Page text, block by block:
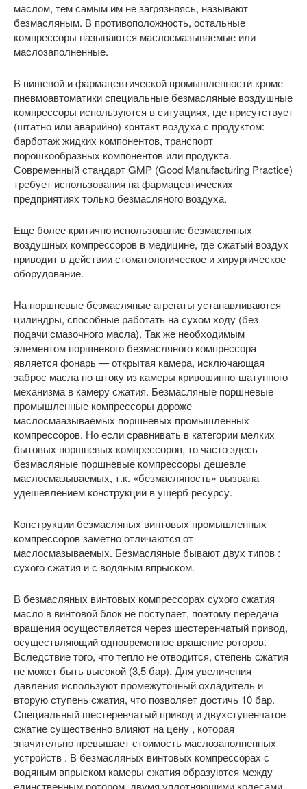
маслом, тем самым им не загрязняясь, называют
безмасляным. В противоположность, остальные
компрессоры называются маслосмазываемые или
маслозаполненные.
В пищевой и фармацевтической промышленности кроме
пневмоавтоматики специальные безмасляные воздушные
компрессоры используются в ситуациях, где присутствует
(штатно или аварийно) контакт воздуха с продуктом:
барботаж жидких компонентов, транспорт
порошкообразных компонентов или продукта.
Современный стандарт GMP (Good Manufacturing Practice)
требует использования на фармацевтических
предприятиях только безмасляного воздуха.
Еще более критично использование безмасляных
воздушных компрессоров в медицине, где сжатый воздух
приводит в действии стоматологическое и хирургическое
оборудование.
На поршневые безмасляные агрегаты устанавливаются
цилиндры, способные работать на сухом ходу (без
подачи смазочного масла). Так же необходимым
элементом поршневого безмасляного компрессора
является фонарь — открытая камера, исключающая
заброс масла по штоку из камеры кривошипно-шатунного
механизма в камеру сжатия. Безмасляные поршневые
промышленные компрессоры дороже
маслосмаазываемых поршневых промышленных
компрессоров. Но если сравнивать в категории мелких
бытовых поршневых компрессоров, то часто здесь
безмасляные поршневые компрессоры дешевле
маслосмазываемых, т.к. «безмасляность» вызвана
удешевлением конструкции в ущерб ресурсу.
Конструкции безмасляных винтовых промышленных
компрессоров заметно отличаются от
маслосмазываемых. Безмасляные бывают двух типов :
сухого сжатия и с водяным впрыском.
В безмасляных винтовых компрессорах сухого сжатия
масло в винтовой блок не поступает, поэтому передача
вращения осуществляется через шестеренчатый привод,
осуществляющий одновременное вращение роторов.
Вследствие того, что тепло не отводится, степень сжатия
не может быть высокой (3,5 бар). Для увеличения
давления используют промежуточный охладитель и
вторую ступень сжатия, что позволяет достичь 10 бар.
Специальный шестеренчатый привод и двухступенчатое
сжатие существенно влияют на цену , которая
значительно превышает стоимость маслозаполненных
устройств . В безмасляных винтовых компрессорах с
водяным впрыском камеры сжатия образуются между
единственным ротором, двумя уплотняющими колесами